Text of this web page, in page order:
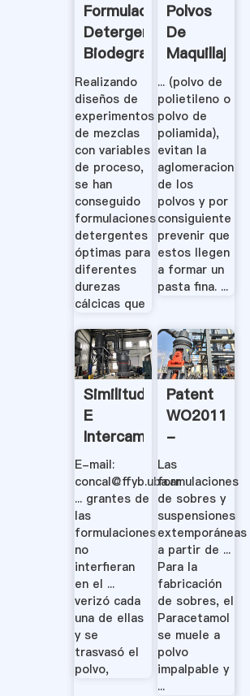
Formulaciones
Detergentes
Biodegradables:
Ensayos
.
Realizando
diseños de
experimentos
de mezclas
con variables
de proceso,
se han
conseguido
formulaciones
detergentes
óptimas para
diferentes
durezas
cálcicas que
Polvos
De
Maquillaje
... (polvo de
polietileno o
polvo de
poliamida),
evitan la
aglomeracion
de los
polvos y por
consiguiente
prevenir que
estos llegen
a formar un
pasta fina. ...
Similitud
E
Intercambiabilidad
De
Formulaciones
De .
E-mail:
concal@ffyb.uba.ar
... grantes de
las
formulaciones
no
interfieran
en el ...
verizó cada
una de ellas
y se
trasvasó el
polvo,
Patent
-
Granulado
Altamente
.
Las
formulaciones
de sobres y
suspensiones
extemporáneas
a partir de ...
Para la
fabricación
de sobres, el
Paracetamol
se muele a
polvo
impalpable y
...